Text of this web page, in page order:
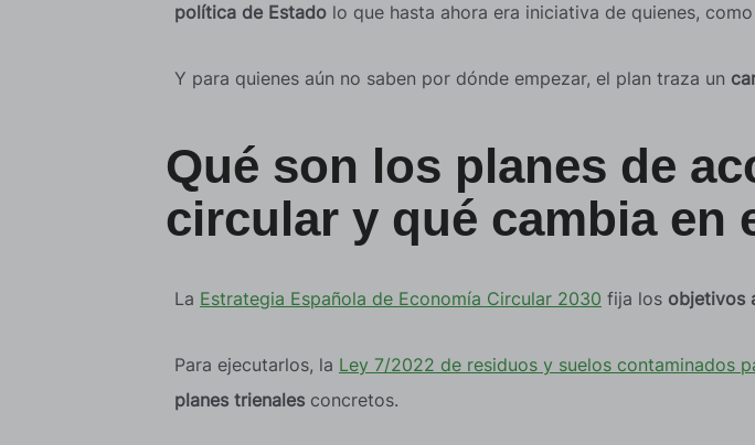
política de Estado lo que hasta ahora era iniciativa de quienes,
Y para quienes aún no saben por dónde empezar, el plan traza un
Qué son los planes de
circular y qué cambia en
La Estrategia Española de Economía Circular 2030 fija los objetivos
Para ejecutarlos, la Ley 7/2022 de residuos y suelos contaminados
planes trienales concretos.